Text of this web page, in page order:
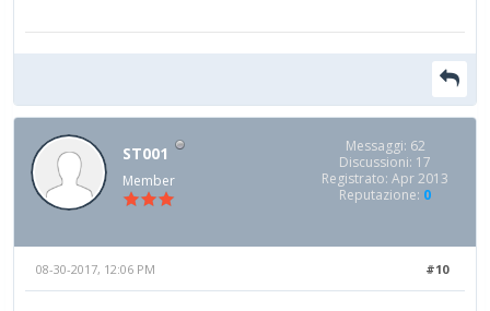
ST001
Member
Messaggi: 62
Discussioni: 17
Registrato: Apr 2013
Reputazione: 0
#10
08-30-2017, 12:06 PM